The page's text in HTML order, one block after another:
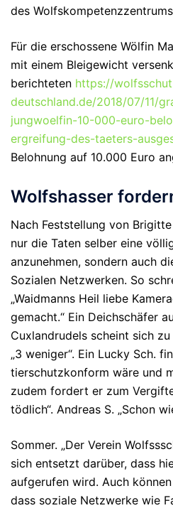
des
Für die erschossene Wölfin
mit einem Bleigewicht
berichteten https://
deutschland.de/2018/07/11/
jungwoelfin-10-000-euro-
ergreifung-des-taeters-
Belohnung auf 10.000 Euro
Wolfshasser
Nach Feststellung von
nur die Taten selber eine
anzunehmen, sondern auch
Sozialen Netzwerken. So
„Waidmanns Heil liebe
gemacht.“ Ein Deichschäfer
Cuxlandrudels scheint sich
„3 weniger“. Ein Lucky Sch.
tierschutzkonform wäre und
zudem fordert er zum
tödlich“. Andreas S. „Schon
Sommer. „Der Verein
sich entsetzt darüber, dass
aufgerufen wird. Auch
dass soziale Netzwerke wie